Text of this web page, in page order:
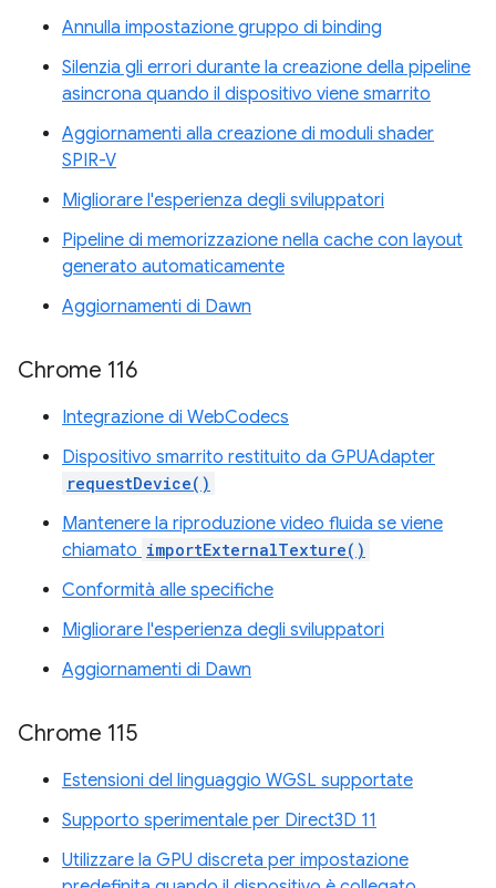
Annulla impostazione gruppo di binding
Silenzia gli errori durante la creazione della pipeline
asincrona quando il dispositivo viene smarrito
Aggiornamenti alla creazione di moduli shader
SPIR-V
Migliorare l'esperienza degli sviluppatori
Pipeline di memorizzazione nella cache con layout
generato automaticamente
Aggiornamenti di Dawn
Chrome 116
Integrazione di WebCodecs
Dispositivo smarrito restituito da GPUAdapter
requestDevice()
Mantenere la riproduzione video fluida se viene
chiamato importExternalTexture()
Conformità alle specifiche
Migliorare l'esperienza degli sviluppatori
Aggiornamenti di Dawn
Chrome 115
Estensioni del linguaggio WGSL supportate
Supporto sperimentale per Direct3D 11
Utilizzare la GPU discreta per impostazione